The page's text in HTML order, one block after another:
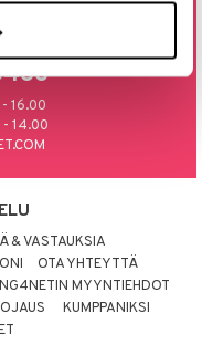
16.00
- 14.00
& VASTAUKSIA
OTA YHTEYTTÄ
MYYNTIEHDOT
KUMPPANIKSI